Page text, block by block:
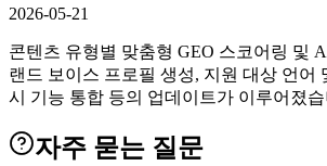
2026-05-21
콘텐츠 유형별 맞춤형 GEO 스코어링 및
랜드 보이스 프로필 생성, 지원 대상 언어
시 기능 통합 등의 업데이트가 이루어졌
자주 묻는 질문